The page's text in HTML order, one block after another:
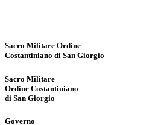
Sacro Militare Ordine
Costantiniano di San Giorgio
Sacro Militare
Ordine Costantiniano
di San Giorgio
Governo